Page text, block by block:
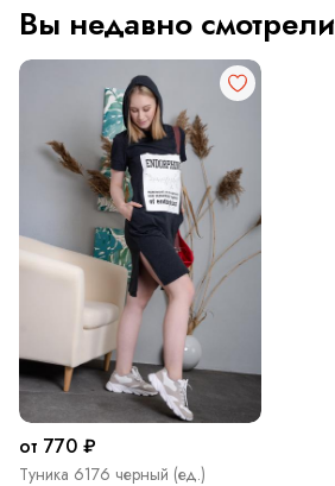
Вы недавно смотрели
от 770 ₽
Туника 6176 черный (ед.)